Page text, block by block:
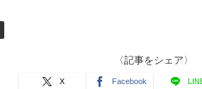
〈記事をシェア〉
X Facebook